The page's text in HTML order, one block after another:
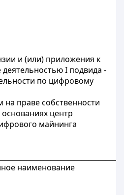
и (или) приложения к
I подвида -
по цифровому
праве собственности
центр
майнинга